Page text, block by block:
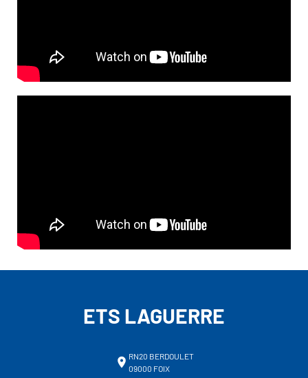
ETS LAGUERRE
RN20 BERDOULET
09000 FOIX